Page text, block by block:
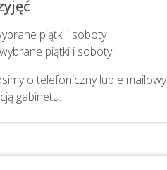
piątki i soboty
piątki i soboty
o telefoniczny lub e mailowy
gabinetu.